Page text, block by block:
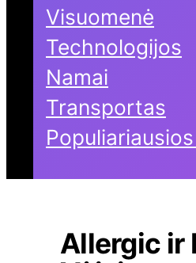
Visuomenė
Technologijos
Namai
Transportas
Allergic ir